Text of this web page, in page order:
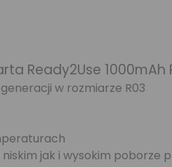
Ready2Use 1000mAh
w rozmiarze R03
jak i wysokim poborze